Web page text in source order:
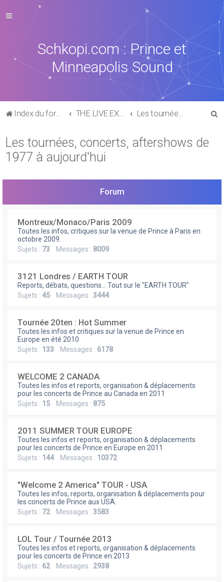
Schkopi.com : Prince et
Minneapolis Sound
Index du forum THE LIVE EXPERIENCE Les tournées, concerts, aftershows de 1977 à aujourd'hui
Les tournées, concerts, aftershows de
1977 à aujourd'hui
Forum
Montreux/Monaco/Paris 2009
Toutes les infos, critiques sur la venue de Prince à Paris en
octobre 2009.
Sujets : 73 Messages : 8009
3121 Londres / EARTH TOUR
Reports, débats, questions... Tout sur le "EARTH TOUR"
Sujets : 45 Messages : 3444
Tournée 20ten : Hot Summer
Toutes les infos et critiques sur la venue de Prince en
Europe en été 2010
Sujets : 133 Messages : 6178
WELCOME 2 CANADA
Toutes les infos et reports, organisation & déplacements
pour les concerts de Prince au Canada en 2011
Sujets : 15 Messages : 875
2011 SUMMER TOUR EUROPE
Toutes les infos et reports, organisation & déplacements
pour les concerts de Prince en Europe en 2011
Sujets : 144Messages : 10372
"Welcome 2 America" TOUR - USA
Toutes les infos, reports, organisation & déplacements pour
les concerts de Prince aux USA.
Sujets : 72Messages : 3583
LOL Tour / Tournée 2013
Toutes les infos et reports, organisation & déplacements
pour les concerts de Prince en 2013
Sujets : 62Messages : 2938